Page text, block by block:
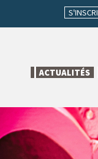
ACTUALITÉS